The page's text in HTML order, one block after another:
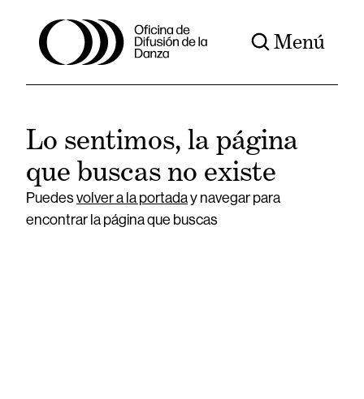
Menú
Lo sentimos, la página
que buscas no existe
Puedesvolver a la portaday navegar para
encontrar la página que buscas